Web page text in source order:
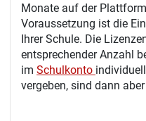
Monate auf der
Voraussetzung ist die
Ihrer Schule. Die
entsprechender Anzahl
im Schulkonto
vergeben, sind dann